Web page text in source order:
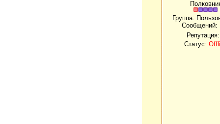
Группа:
Сообщений:
Статус: